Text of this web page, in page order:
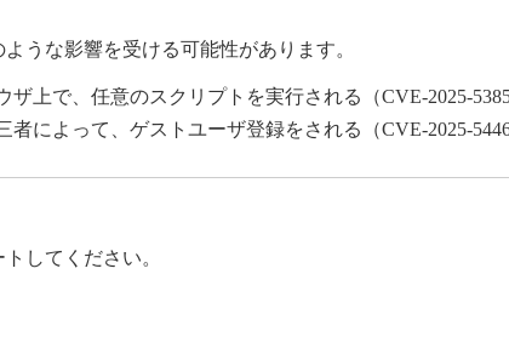
うな影響を受ける可能性があります。
上で、任意のスクリプトを実行される（CVE-2025-
によって、ゲストユーザ登録をされる（CVE-2025-
してください。